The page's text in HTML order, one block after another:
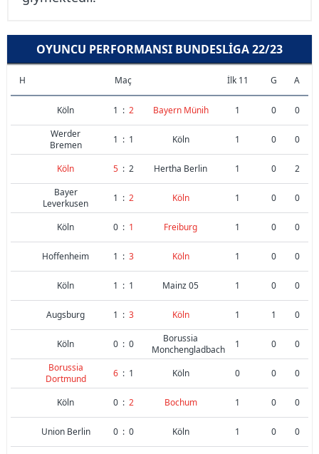
OYUNCU PERFORMANSI BUNDESLIGA 22/23
H Maç İlk 11 G A
Köln 1 : 2 Bayern Münih 1 0
0
Werder
Bremen
1 : 1 Köln 1 0 0
Köln 5 : 2 Hertha Berlin 1 0
2
Bayer
Leverkusen
1 : 2 Köln 1 0 0
Köln 0 : 1 Freiburg 1 0 0
Hoffenheim 1 : 3 Köln 1 0 0
Köln 1 : 1 Mainz 05 1 0 0
Augsburg 1 : 3 Köln 1 1 0
Köln 0 : 0
Borussia
Monchengladbach
1 0
0
Borussia
Dortmund
6 : 1 Köln 0 0 0
Köln 0 : 2 Bochum 1 0 0
Union Berlin 0 : 0 Köln 1 0 0